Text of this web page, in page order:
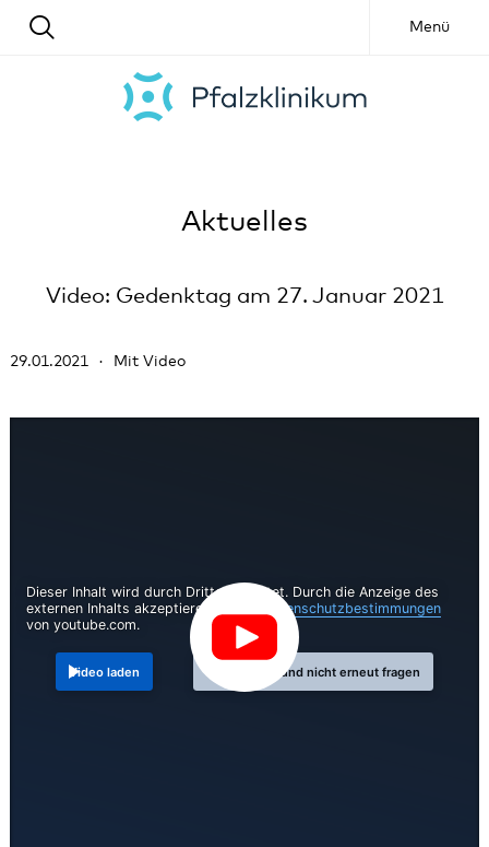
Menü
Aktuelles
Video: Gedenktag am 27. Januar 2021
29.01.2021 Mit Video
Dieser Inhalt wird durch Dritte gehostet. Durch die Anzeige des
externen Inhalts akzeptieren Sie die
Datenschutzbestimmungen
von youtube.com.
Video laden Video laden und nicht erneut fragen